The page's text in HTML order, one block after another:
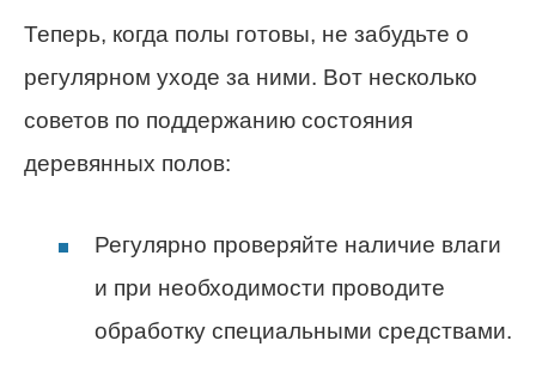
Теперь, когда полы готовы, не забудьте о
регулярном уходе за ними. Вот несколько
советов по поддержанию состояния
деревянных полов:
Регулярно проверяйте наличие влаги
и при необходимости проводите
обработку специальными средствами.